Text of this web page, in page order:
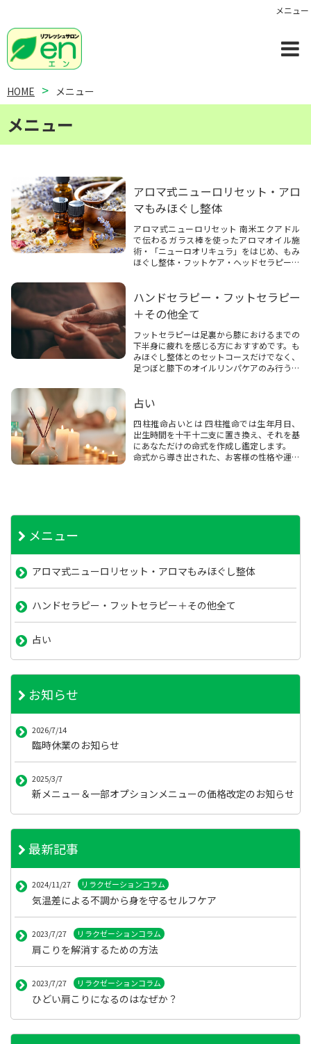
メニュー
メニュー
HOME メニュー
アロマ式ニューロリセット・アロ
マもみほぐし整体
アロマ式ニューロリセット 南米エクアドル
で伝わるガラス棒を使ったアロマオイル施
術・「ニューロオリキュラ」をはじめ、もみ
ほぐし整体・フットケア・ヘッドセラピーと
ニューです！
施術前に今のお身体の状態や気分に合...
ハンドセラピー・フットセラピー
＋その他全て
フットセラピーは足裏から膝におけるまでの
下半身に疲れを感じる方におすすめです。も
みほぐし整体とのセットコースだけでなく、
足つぼと膝下のオイルリンパケアのみ行うコ
ルを使って反射区を刺激していく施術です。
もみほぐしと...
占い
四柱推命占いとは 四柱推命では生年月日、
出生時間を十干十二支に置き換え、それを基
にあなただけの命式を作成し鑑定します。
命式から導き出された、お客様の性格や運勢
メニュー
アロマ式ニューロリセット・アロマもみほぐし整体
ハンドセラピー・フットセラピー＋その他全て
占い
お知らせ
2026/7/14
臨時休業のお知らせ
2025/3/7
新メニュー＆一部オプションメニューの価格改定のお知らせ
最新記事
2024/11/27 リラクゼーションコラム
気温差による不調から身を守るセルフケア
2023/7/27 リラクゼーションコラム
肩こりを解消するための方法
2023/7/27 リラクゼーションコラム
ひどい肩こりになるのはなぜか？